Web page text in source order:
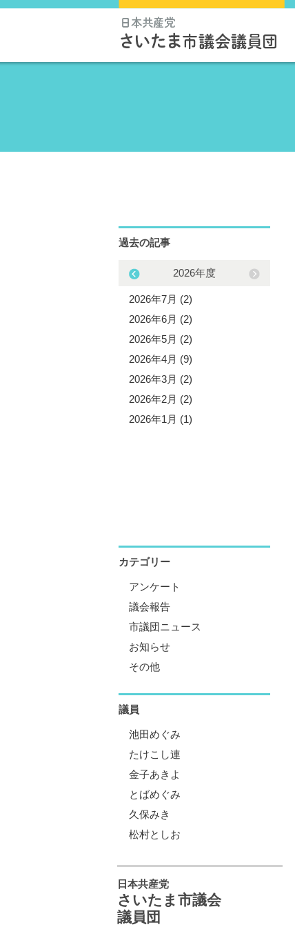
過去の記事
2026年度
2026年7月 (2)
2026年6月 (2)
2026年5月 (2)
2026年4月 (9)
2026年3月 (2)
2026年2月 (2)
2026年1月 (1)
カテゴリー
アンケート
議会報告
市議団ニュース
お知らせ
その他
議員
池田めぐみ
たけこし連
金子あきよ
とばめぐみ
久保みき
松村としお
日本共産党
さいたま市議会
議員団